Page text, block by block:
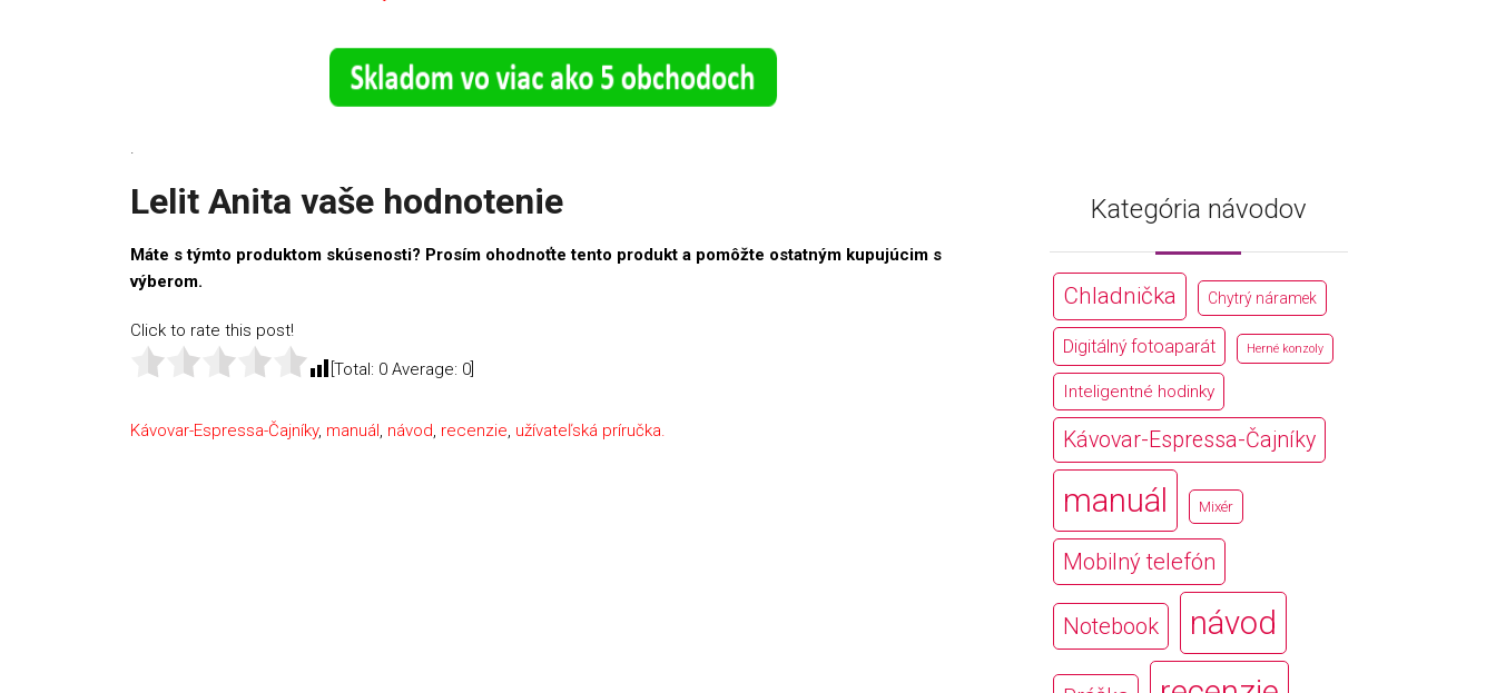
.
Lelit Anita vaše hodnotenie
Máte s týmto produktom skúsenosti? Prosím ohodnoťte tento produkt a pomôžte ostatným kupujúcim s
výberom.
Click to rate this post!
[Total: 0 Average: 0
Kávovar-Espressa-Čajníky, manuál, návod, recenzie, užívateľská príručka.
Kategória návodov
Chladnička Chytrý náramek
Digitálný fotoaparát Herné konzoly
Inteligentné hodinky
Kávovar-Espressa-Čajníky
manuál Mixér
Mobilný telefón
Notebook návod